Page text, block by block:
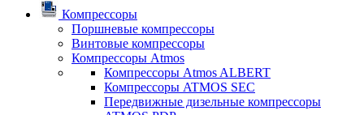
Компрессоры
Поршневые компрессоры
Винтовые компрессоры
Компрессоры Atmos
Компрессоры Atmos ALBERT
Компрессоры ATMOS SEC
Передвижные дизельные компрессоры